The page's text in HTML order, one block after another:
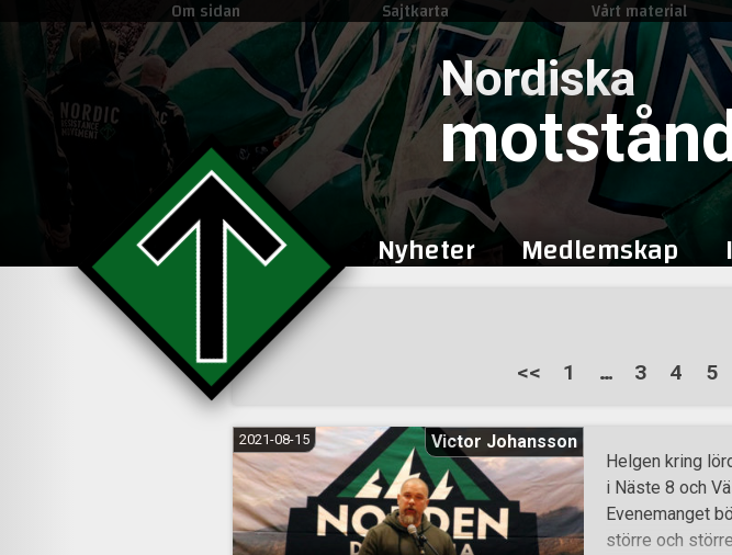
Om sidan Sajtkarta Vårt material
Nordiska
Nyheter Medlemskap
Sidnumrering
för
inlägg
<< 1 … 3 4 5
2021-08-15
Victor Johansson
Helgen kring
i Näste 8 och
Evenemanget
större och